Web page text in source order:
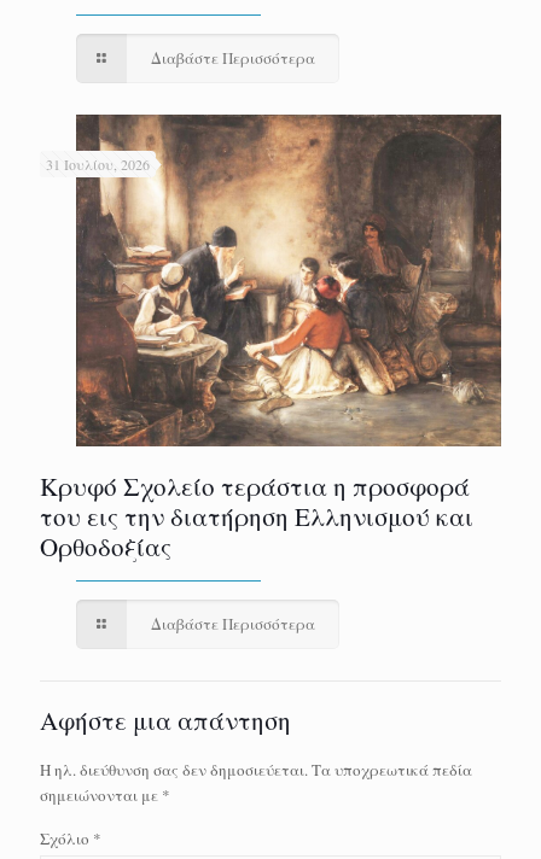
Διαβάστε Περισσότερα
31 Ιουλίου, 2026
Κρυφό Σχολείο τεράστια η προσφορά
του εις την διατήρηση Ελληνισμού και
Ορθοδοξίας
Διαβάστε Περισσότερα
Αφήστε μια απάντηση
Η ηλ. διεύθυνση σας δεν δημοσιεύεται.Τα υποχρεωτικά πεδία
σημειώνονται με *
Σχόλιο *